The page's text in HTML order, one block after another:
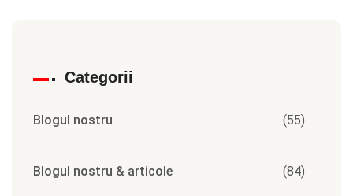
Categorii
Blogul nostru (55)
Blogul nostru & articole (84)